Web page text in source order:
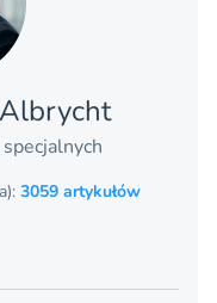
3059 artykułów